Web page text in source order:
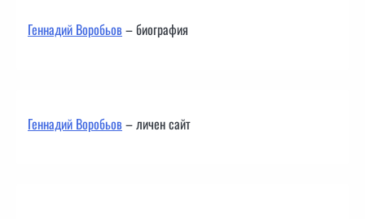
Геннадий Воробьов– биография
Геннадий Воробьов– личен сайт